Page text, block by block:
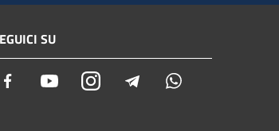
SU
Facebook YoutubeInstagramTelegram